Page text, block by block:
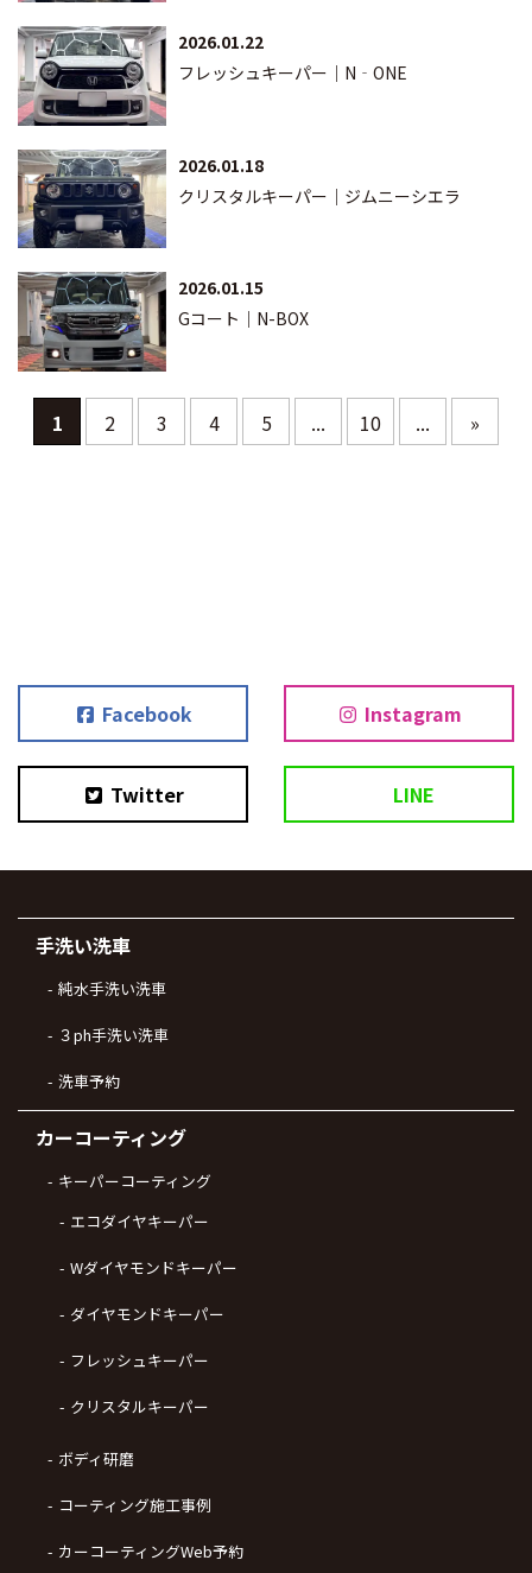
2026.01.22
フレッシュキーパー｜N‐ONE
2026.01.18
クリスタルキーパー｜ジムニーシエラ
2026.01.15
Gコート｜N-BOX
1 2 3 4 5 ... 10 ... »
Facebook Instagram
Twitter LINE
手洗い洗車
純水手洗い洗車
３ph手洗い洗車
洗車予約
カーコーティング
キーパーコーティング
エコダイヤキーパー
Wダイヤモンドキーパー
ダイヤモンドキーパー
フレッシュキーパー
クリスタルキーパー
ボディ研磨
コーティング施工事例
カーコーティングWeb予約